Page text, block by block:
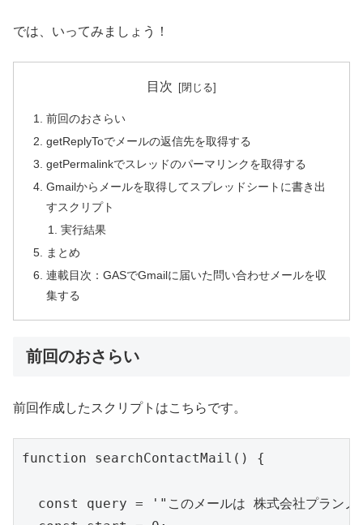
では、いってみましょう！
目次
前回のおさらい
getReplyToでメールの返信先を取得する
getPermalinkでスレッドのパーマリンクを取得する
Gmailからメールを取得してスプレッドシートに書き出
すスクリプト
実行結果
まとめ
連載目次：GASでGmailに届いた問い合わせメールを収
集する
前回のおさらい
前回作成したスクリプトはこちらです。
function searchContactMail() {
const query = '"このメールは 株式会社プラン